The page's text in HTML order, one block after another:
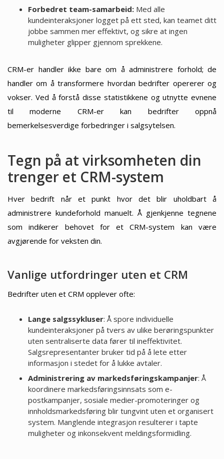
Forbedret team-samarbeid:Med alle
kundeinteraksjoner logget på ett sted, kan teamet ditt
jobbe sammen mer effektivt, og sikre at ingen
muligheter glipper gjennom sprekkene.
CRM-er handler ikke bare om å administrere forhold; de
handler om å transformere hvordan bedrifter opererer og
vokser. Ved å forstå disse statistikkene og utnytte evnene
til moderne CRM-er kan bedrifter oppnå
bemerkelsesverdige forbedringer i salgsytelsen.
Tegn på at virksomheten din
trenger et CRM-system
Hver bedrift når et punkt hvor det blir uholdbart å
administrere kundeforhold manuelt. Å gjenkjenne tegnene
som indikerer behovet for et CRM-system kan være
avgjørende for veksten din.
Vanlige utfordringer uten et CRM
Bedrifter uten et CRM opplever ofte:
Lange salgssykluser: Å spore individuelle
kundeinteraksjoner på tvers av ulike berøringspunkter
uten sentraliserte data fører til ineffektivitet.
Salgsrepresentanter bruker tid på å lete etter
informasjon i stedet for å lukke avtaler.
Administrering av markedsføringskampanjer: Å
koordinere markedsføringsinnsats som e-
postkampanjer, sosiale medier-promoteringer og
innholdsmarkedsføring blir tungvint uten et organisert
system. Manglende integrasjon resulterer i tapte
muligheter og inkonsekvent meldingsformidling.